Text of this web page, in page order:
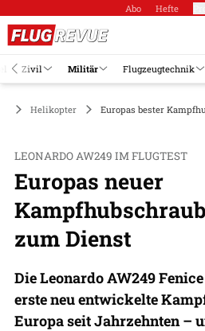
Abo Hefte
Zivil Militär Flugzeugtechnik
Helikopter Europas bester
LEONARDO AW249 IM FLUGTEST
Europas neuer
zum Dienst
Die Leonardo AW249
erste neu entwickelte
Europa seit Jahrzehnten –